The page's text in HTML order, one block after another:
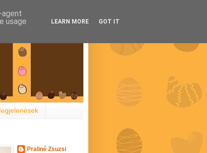
Praliné Zsuzsi
agent
usage
LEARN MORE GOT IT